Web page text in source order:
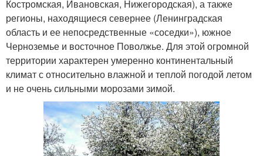
Костромская, Ивановская, Нижегородская), а также
регионы, находящиеся севернее (Ленинградская
область и ее непосредственные «соседки»), южное
Черноземье и восточное Поволжье. Для этой огромной
территории характерен умеренно континентальный
климат с относительно влажной и теплой погодой летом
и не очень сильными морозами зимой.